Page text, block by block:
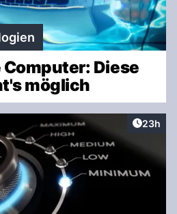
Diese
möglich
Artikel
23h